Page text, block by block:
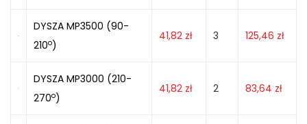
DYSZA MP3500 (90-
210o)
41,82 zł 3 125,46 zł
DYSZA MP3000 (210-
270o)
41,82 zł 2 83,64 zł